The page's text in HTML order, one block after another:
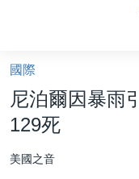
礙
鏈
接
轉
美國大選2024
國際
尼泊爾因暴雨
129死
美國之音